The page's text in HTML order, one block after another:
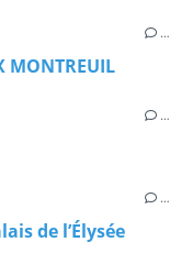
…
MONTREUIL
…
…
de l’Élysée